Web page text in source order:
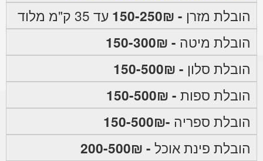
הובלת מזרן - 150-250₪
עד 35 ק"מ מלוד
הובלת מיטה - 150-300₪
הובלת סלון - 150-500₪
הובלת ספות - 150-500₪
הובלת ספריה -150-500₪
הובלת פינת אוכל - 200-500₪